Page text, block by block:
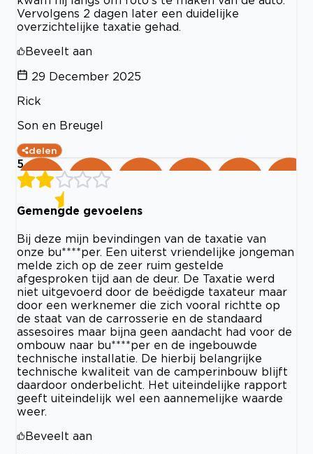
Vervolgens 2 dagen later een duidelijke
overzichtelijke taxatie gehad.
Beveelt aan
29 December 2025
Rick
Son en Breugel
delen
5
Gemengde gevoelens
Bij deze mijn bevindingen van de taxatie van
onze bu****per. Een uiterst vriendelijke jongeman
melde zich op de zeer ruim gestelde
afgesproken tijd aan de deur. De Taxatie werd
niet uitgevoerd door de beëdigde taxateur maar
door een werknemer die zich vooral richtte op
de staat van de carrosserie en de standaard
assesoires maar bijna geen aandacht had voor de
ombouw naar bu****per en de ingebouwde
technische installatie. De hierbij belangrijke
technische kwaliteit van de camperinbouw blijft
daardoor onderbelicht. Het uiteindelijke rapport
geeft uiteindelijk wel een aannemelijke waarde
weer.
Beveelt aan